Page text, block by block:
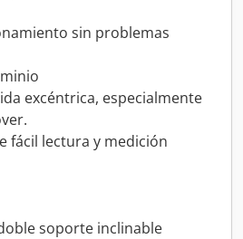
sin problemas
excéntrica, especialmente
fácil lectura y medición
soporte inclinable